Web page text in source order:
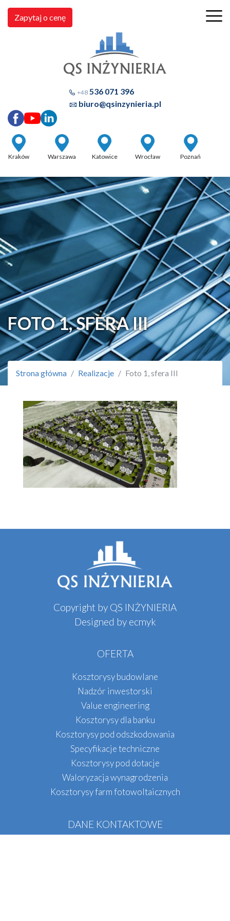
Kraków Warszawa Katowice Wrocław Poznań
+48536 071 396
biuro@qsinzynieria.pl
Zapytaj o cenę
FOTO 1, SFERA III
Strona główna Realizacje Foto 1, sfera III
Copyright by QS INŻYNIERIA
Designed by ecmyk
OFERTA
Kosztorysy budowlane
Nadzór inwestorski
Value engineering
Kosztorysy dla banku
Kosztorysy pod odszkodowania
Specyfikacje techniczne
Kosztorysy pod dotacje
Waloryzacja wynagrodzenia
Kosztorysy farm fotowoltaicznych
DANE KONTAKTOWE